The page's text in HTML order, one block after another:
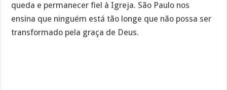
queda e permanecer fiel à Igreja. São Paulo nos
ensina que ninguém está tão longe que não possa ser
transformado pela graça de Deus.